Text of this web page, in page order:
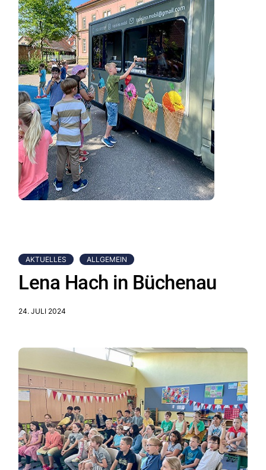
AKTUELLES ALLGEMEIN
Lena Hach in Büchenau
24. JULI 2024